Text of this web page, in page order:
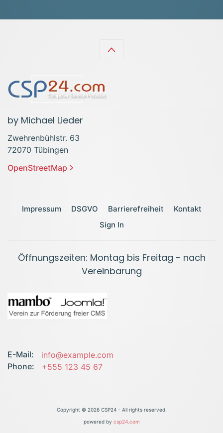
by Michael Lieder
Zwehrenbühlstr. 63
72070 Tübingen
OpenStreetMap
Impressum DSGVO Barrierefreiheit
Kontakt
Sign In
Öffnungszeiten: Montag bis Freitag - nach
Vereinbarung
E-Mail:
info@example.com
Phone:
+555 123 45 67
Copyright © 2026 CSP24 - All rights reserved.
powered by csp24.com